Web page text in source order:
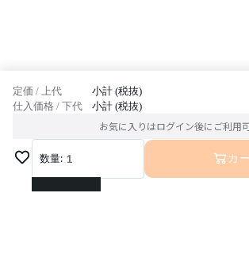
定価 / 上代 小計 (税抜)
仕入価格 / 下代 小計 (税抜)
お気に入りはログイン後にご利用
数量: 1
1
カ